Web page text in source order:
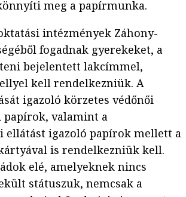
meg a papírmunka.
intézmények Záhony-
fogadnak gyerekeket, a
bejelentett lakcímmel,
kell rendelkezniük. A
igazoló körzetes védőnői
papírok, valamint a
ellátást igazoló papírok mellett a
is rendelkezniük kell.
elé, amelyeknek nincs
státuszuk, nemcsak a